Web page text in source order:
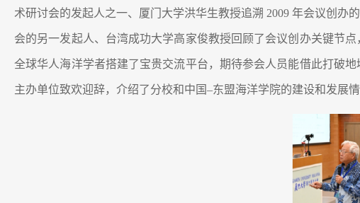
术研讨会的发起人之一、厦门大学洪华生教授追溯 2009 年会议创
会的另一发起人、台湾成功大学高家俊教授回顾了会议创办关键节
全球华人海洋学者搭建了宝贵交流平台，期待参会人员能借此打破
主办单位致欢迎辞，介绍了分校和中国–东盟海洋学院的建设和发展